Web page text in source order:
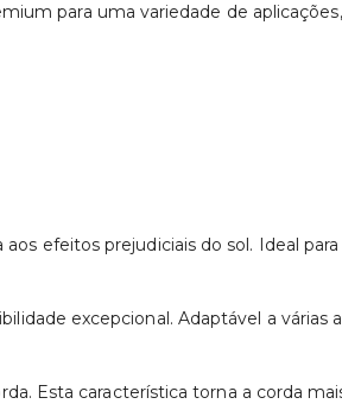
para uma variedade de
efeitos prejudiciais do sol. Ideal
excepcional. Adaptável a várias
Esta característica torna a corda